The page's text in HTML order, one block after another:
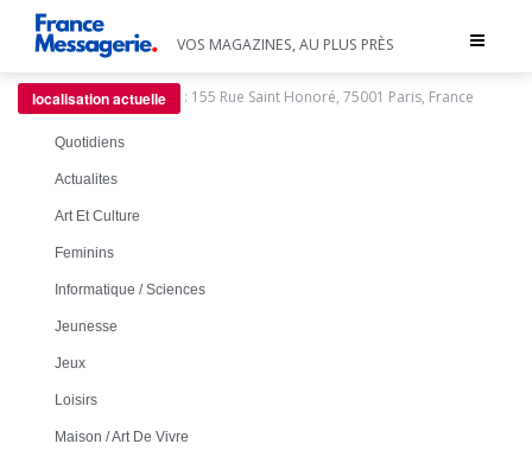
Toggle
VOS MAGAZINES, AU PLUS PRÈS
localisation actuelle : 155 Rue Saint Honoré, 75001 Paris, France
Quotidiens
Actualites
Art Et Culture
Feminins
Informatique / Sciences
Jeunesse
Jeux
Loisirs
Maison / Art De Vivre